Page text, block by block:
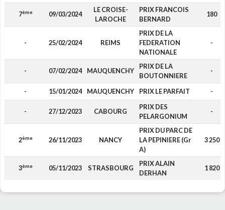
7ème 09/03/2024
LE CROISE-
LAROCHE
PRIX FRANCOIS
BERNARD
180
- 25/02/2024 REIMS
PRIX DE LA
FEDERATION
NATIONALE
-
- 07/02/2024 MAUQUENCHY
PRIX DE LA
BOUTONNIERE
-
- 15/01/2024 MAUQUENCHY PRIX LE PARFAIT -
- 27/12/2023 CABOURG
PRIX DES
PELARGONIUM
-
2ème 26/11/2023 NANCY
PRIX DU PARC DE
LA PEPINIERE (Gr
A)
3 250
3ème 05/11/2023 STRASBOURG
PRIX ALAIN
DERHAN
1 820